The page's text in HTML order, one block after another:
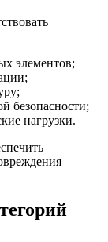
элементов;
безопасности;
нагрузки.